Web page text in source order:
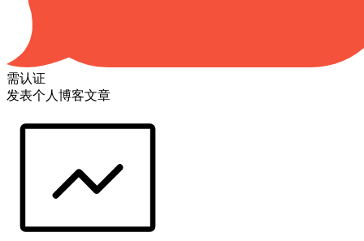
需认证
发表个人博客文章